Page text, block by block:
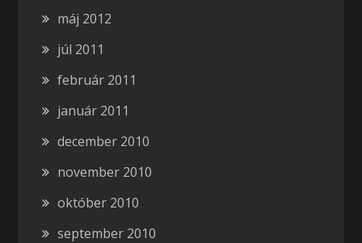
máj 2012
júl 2011
február 2011
január 2011
december 2010
november 2010
október 2010
september 2010